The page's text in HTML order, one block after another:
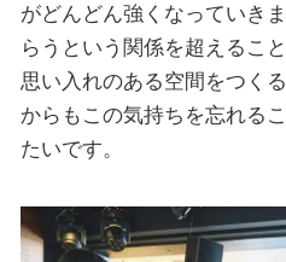
がどんどん強くなっていき
らうという関係を超えるこ
思い入れのある空間をつく
からもこの気持ちを忘れる
たいです。